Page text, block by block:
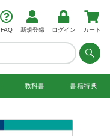
FAQ 新規登録 ログイン カート
教科書 書籍特典